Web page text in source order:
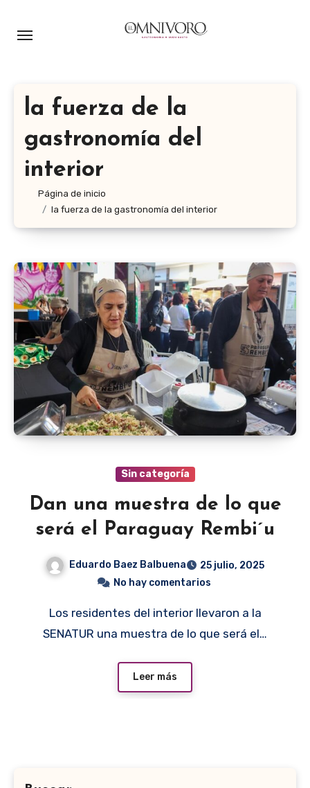
la fuerza de la
gastronomía del
interior
Página de inicio
la fuerza de la gastronomía del interior
Sin categoría
Dan una muestra de lo que
será el Paraguay Rembi´u
Eduardo Baez Balbuena
25 julio, 2025
No hay comentarios
Los residentes del interior llevaron a la
SENATUR una muestra de lo que será el…
Leer más